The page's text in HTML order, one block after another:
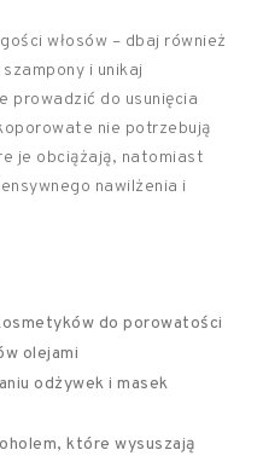
włosów – dbaj również
i unikaj
prowadzić do usunięcia
nie potrzebują
je obciążają, natomiast
nawilżenia i
do porowatości
olejami
odżywek i masek
które wysuszają